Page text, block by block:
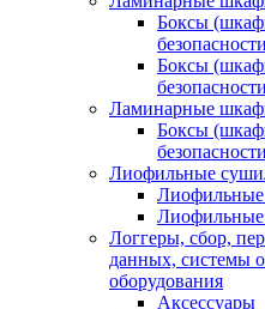
Боксы
Боксы
Ламинарные
Боксы
Лиофильные
Логгеры, сбор,
данных, системы
оборудования
Аксессуары